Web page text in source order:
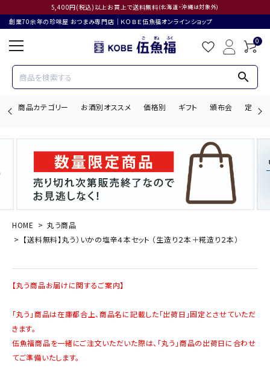
5,400円(税込)以上お買上で送料無料(北海道・沖縄は対象外)
創業70余年の珍味屋 おつまみ専門店│ＫＯＢＥ伍魚福オンラインショップ
0
search
商品カテゴリー お酒別オススメ 価格別 ギフト 頒布会 定期購
search
ACCOUNT MENU
商品カテゴリー
お酒別オススメ
価格別
HOME
丸う商品
【送料無料】丸う）いかの塩辛４本セット （生造り２本＋糀造り２本）
【丸う商品お届けに関するご案内】
「丸う」商品は在庫都合上、商品名に記載した「出荷日」固定とさせていただ
きます。
伍魚福商品を一緒にご注文いただいた際は、「丸う」商品の出荷日に合わせ
てご準備いたします。